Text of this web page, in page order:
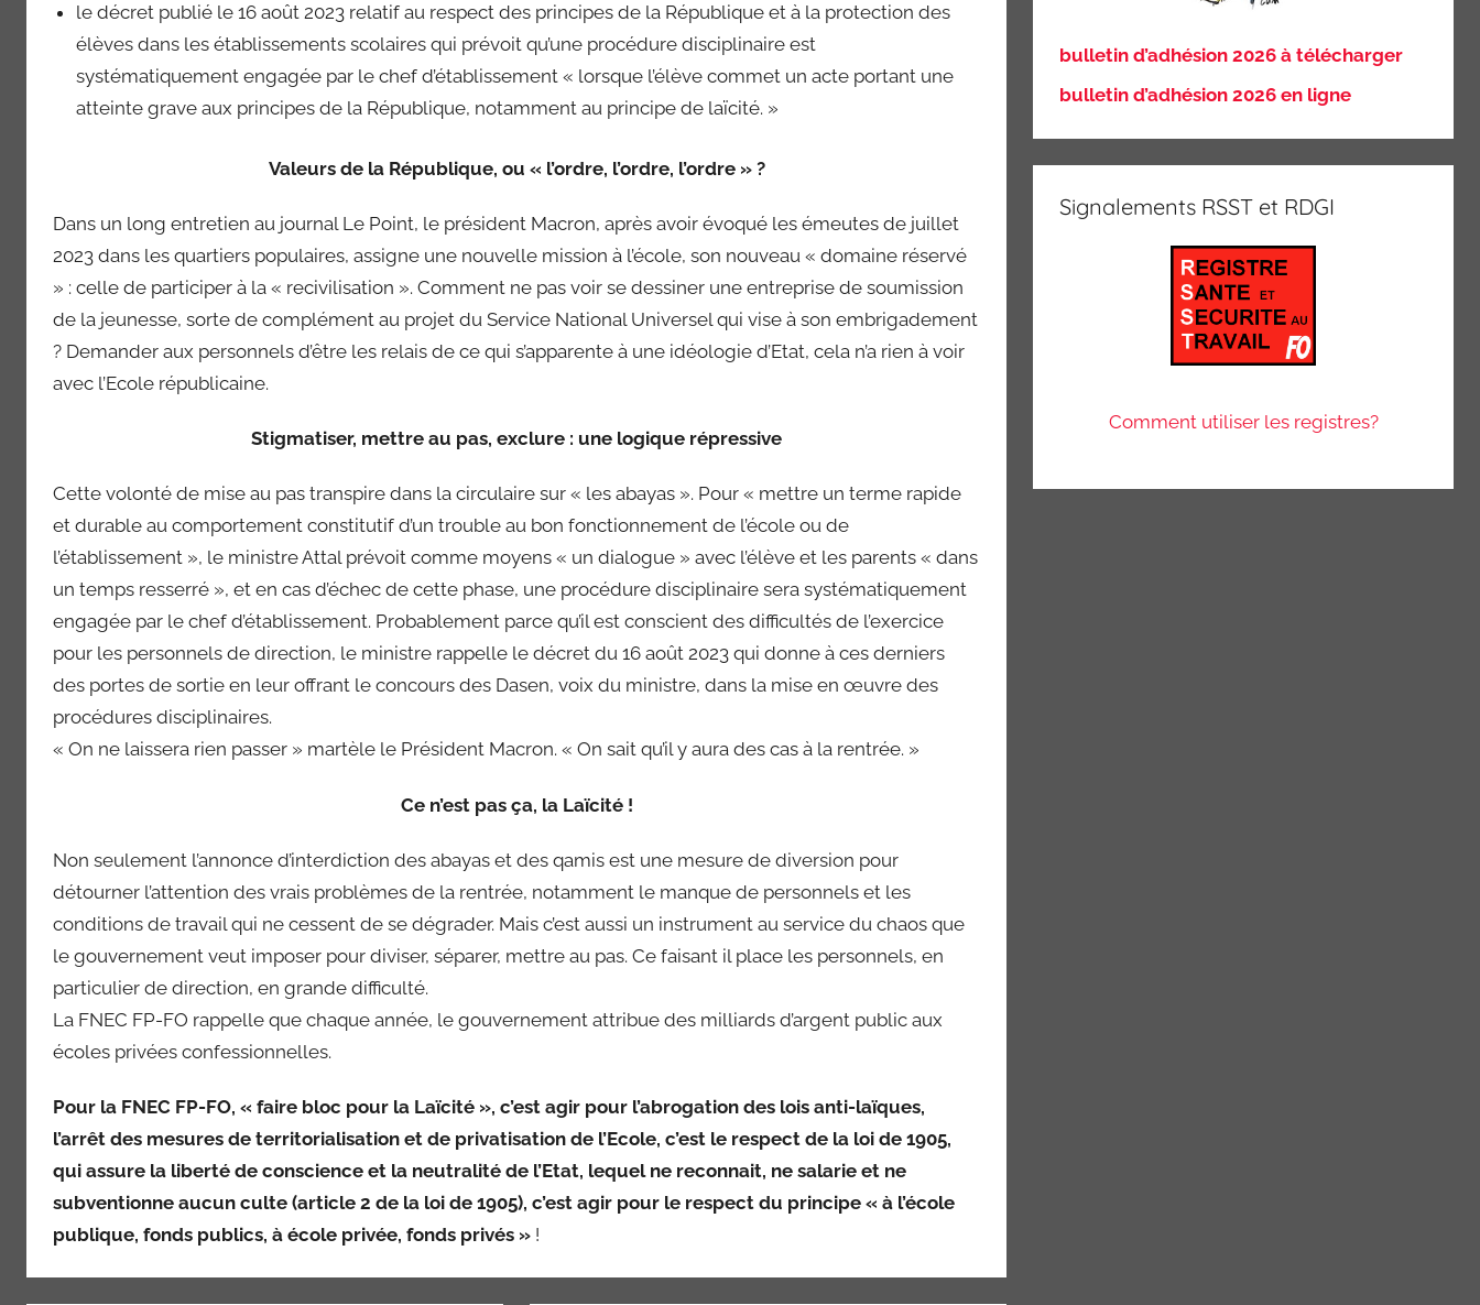
le décret publié le 16 août 2023 relatif au respect des principes de la République et à la protection des
élèves dans les établissements scolaires qui prévoit qu’une procédure disciplinaire est
systématiquement engagée par le chef d’établissement « lorsque l’élève commet un acte portant une
atteinte grave aux principes de la République, notamment au principe de laïcité. »
Valeurs de la République, ou « l’ordre, l’ordre, l’ordre » ?
Dans un long entretien au journal Le Point, le président Macron, après avoir évoqué les émeutes de juillet
2023 dans les quartiers populaires, assigne une nouvelle mission à l’école, son nouveau « domaine réservé
» : celle de participer à la « recivilisation ». Comment ne pas voir se dessiner une entreprise de soumission
de la jeunesse, sorte de complément au projet du Service National Universel qui vise à son embrigadement
? Demander aux personnels d’être les relais de ce qui s’apparente à une idéologie d’Etat, cela n’a rien à voir
avec l’Ecole républicaine.
Stigmatiser, mettre au pas, exclure : une logique répressive
Cette volonté de mise au pas transpire dans la circulaire sur « les abayas ». Pour « mettre un terme rapide
et durable au comportement constitutif d’un trouble au bon fonctionnement de l’école ou de
l’établissement », le ministre Attal prévoit comme moyens « un dialogue » avec l’élève et les parents « dans
un temps resserré », et en cas d’échec de cette phase, une procédure disciplinaire sera systématiquement
engagée par le chef d’établissement. Probablement parce qu’il est conscient des difficultés de l’exercice
pour les personnels de direction, le ministre rappelle le décret du 16 août 2023 qui donne à ces derniers
des portes de sortie en leur offrant le concours des Dasen, voix du ministre, dans la mise en œuvre des
procédures disciplinaires.
« On ne laissera rien passer » martèle le Président Macron. « On sait qu’il y aura des cas à la rentrée. »
Ce n’est pas ça, la Laïcité !
Non seulement l’annonce d’interdiction des abayas et des qamis est une mesure de diversion pour
détourner l’attention des vrais problèmes de la rentrée, notamment le manque de personnels et les
conditions de travail qui ne cessent de se dégrader. Mais c’est aussi un instrument au service du chaos que
le gouvernement veut imposer pour diviser, séparer, mettre au pas. Ce faisant il place les personnels, en
particulier de direction, en grande difficulté.
La FNEC FP-FO rappelle que chaque année, le gouvernement attribue des milliards d’argent public aux
écoles privées confessionnelles.
Pour la FNEC FP-FO, « faire bloc pour la Laïcité », c’est agir pour l’abrogation des lois anti-laïques,
l’arrêt des mesures de territorialisation et de privatisation de l’Ecole, c’est le respect de la loi de 1905,
qui assure la liberté de conscience et la neutralité de l’Etat, lequel ne reconnait, ne salarie et ne
subventionne aucun culte (article 2 de la loi de 1905), c’est agir pour le respect du principe « à l’école
publique, fonds publics, à école privée, fonds privés » !
bulletin d’adhésion 2026 à télécharger
bulletin d’adhésion 2026 en ligne
Signalements RSST et RDGI
Comment utiliser les registres?